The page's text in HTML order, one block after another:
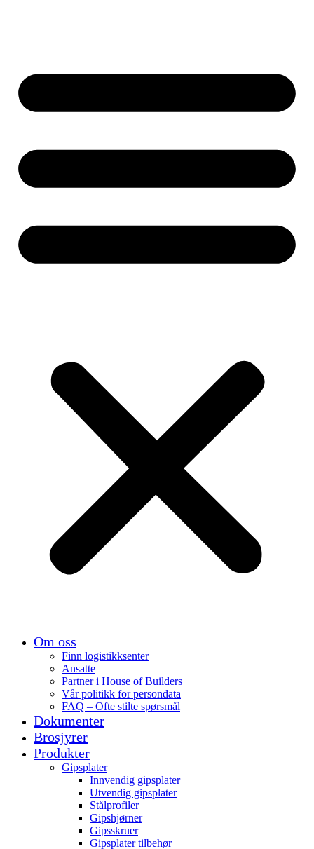
Om oss
Finn logistikksenter
Ansatte
Partner i House of Builders
Vår politikk for persondata
FAQ – Ofte stilte spørsmål
Dokumenter
Brosjyrer
Produkter
Gipsplater
Innvendig gipsplater
Utvendig gipsplater
Stålprofiler
Gipshjørner
Gipsskruer
Gipsplater tilbehør